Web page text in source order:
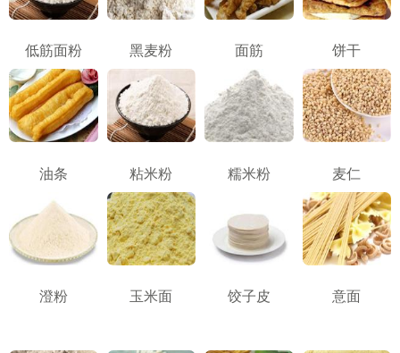
低筋面粉 黑麦粉 面筋 饼干
油条 粘米粉 糯米粉 麦仁
澄粉 玉米面 饺子皮 意面